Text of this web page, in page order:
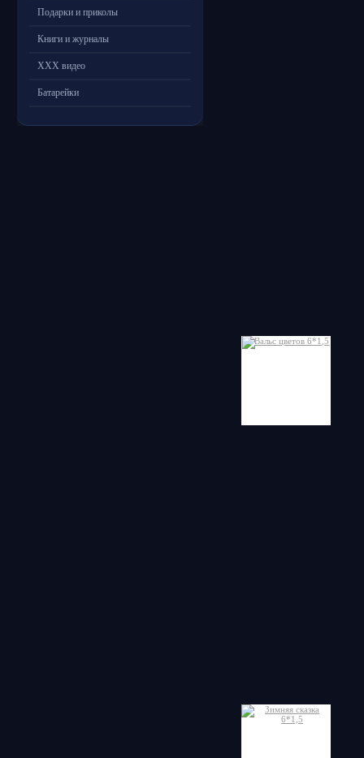
Подарки и приколы
Книги и журналы
ХХХ видео
Батарейки